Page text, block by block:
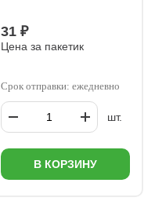
31 ₽
Цена за пакетик
Срок отправки: ежедневно
шт.
В КОРЗИНУ